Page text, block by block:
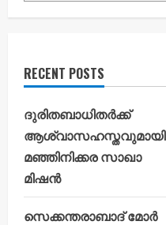
RECENT POSTS
ദുരിതബാധിതർക്ക്
ആശ്വാസഹസ്തവുമായി
മഞ്ഞിനിക്കര സാഖാ
മിഷൻ
സെക്കന്തരാബാദ് മോർ